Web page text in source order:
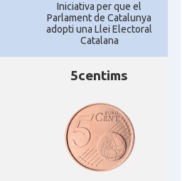
Iniciativa per que el
Parlament de Catalunya
adopti una Llei Electoral
Catalana
5centims